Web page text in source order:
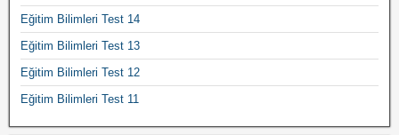
Eğitim Bilimleri Test 14
Eğitim Bilimleri Test 13
Eğitim Bilimleri Test 12
Eğitim Bilimleri Test 11